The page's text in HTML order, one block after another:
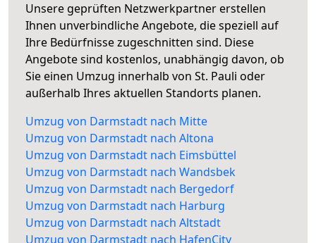
Unsere geprüften Netzwerkpartner erstellen
Ihnen unverbindliche Angebote, die speziell auf
Ihre Bedürfnisse zugeschnitten sind. Diese
Angebote sind kostenlos, unabhängig davon, ob
Sie einen Umzug innerhalb von St. Pauli oder
außerhalb Ihres aktuellen Standorts planen.
Umzug von Darmstadt nach Mitte
Umzug von Darmstadt nach Altona
Umzug von Darmstadt nach Eimsbüttel
Umzug von Darmstadt nach Wandsbek
Umzug von Darmstadt nach Bergedorf
Umzug von Darmstadt nach Harburg
Umzug von Darmstadt nach Altstadt
Umzug von Darmstadt nach HafenCity